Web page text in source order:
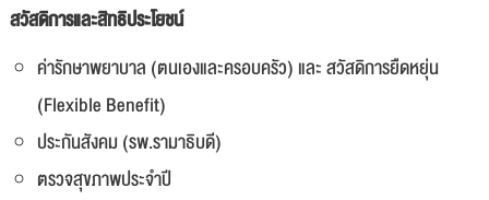
สวัสดิการและสิทธิประโยชน์
ค่ารักษาพยาบาล (ตนเองและครอบครัว) และ สวัสดิการยืดหยุ่น
(Flexible Benefit)
ประกันสังคม (รพ.รามาธิบดี)
ตรวจสุขภาพประจำปี